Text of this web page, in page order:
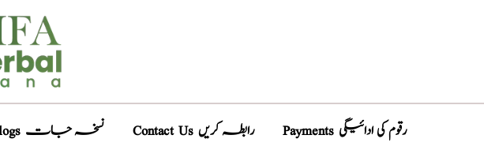
Blogs نسخہ جات Contact Us رابطہ کریں Payments رقوم کی ادائیگی